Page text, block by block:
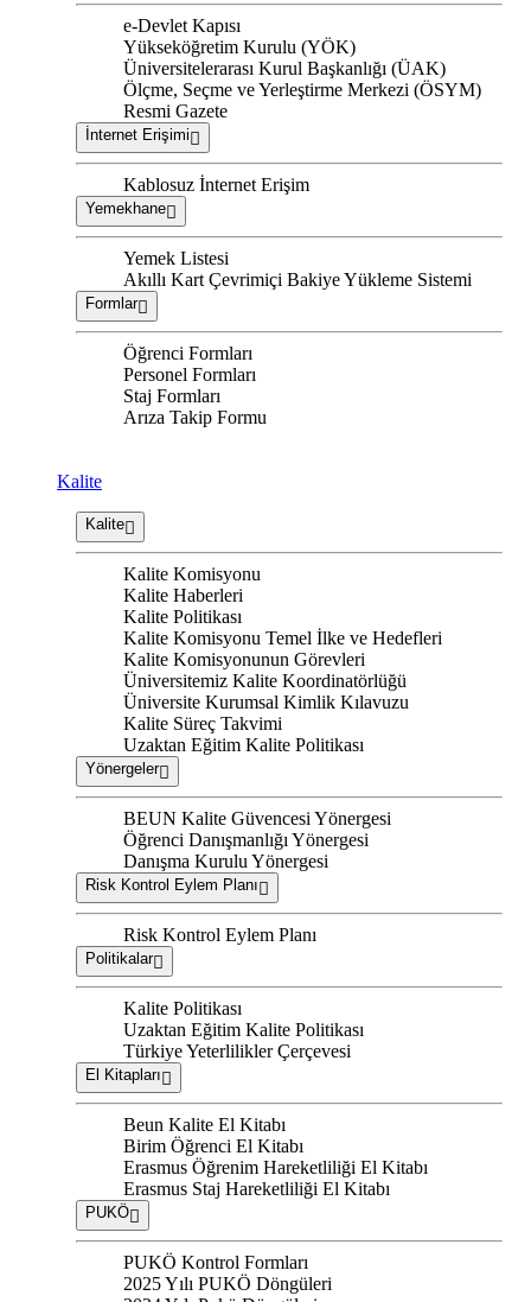
e-Devlet Kapısı
Yükseköğretim Kurulu (YÖK)
Üniversitelerarası Kurul Başkanlığı (ÜAK)
Ölçme, Seçme ve Yerleştirme Merkezi (ÖSYM)
Resmi Gazete
İnternet Erişimi
Kablosuz İnternet Erişim
Yemekhane
Yemek Listesi
Akıllı Kart Çevrimiçi Bakiye Yükleme Sistemi
Formlar
Öğrenci Formları
Personel Formları
Staj Formları
Arıza Takip Formu
Kalite
Kalite
Kalite Komisyonu
Kalite Haberleri
Kalite Politikası
Kalite Komisyonu Temel İlke ve Hedefleri
Kalite Komisyonunun Görevleri
Üniversitemiz Kalite Koordinatörlüğü
Üniversite Kurumsal Kimlik Kılavuzu
Kalite Süreç Takvimi
Uzaktan Eğitim Kalite Politikası
Yönergeler
BEUN Kalite Güvencesi Yönergesi
Öğrenci Danışmanlığı Yönergesi
Danışma Kurulu Yönergesi
Risk Kontrol Eylem Planı
Risk Kontrol Eylem Planı
Politikalar
Kalite Politikası
Uzaktan Eğitim Kalite Politikası
Türkiye Yeterlilikler Çerçevesi
El Kitapları
Beun Kalite El Kitabı
Birim Öğrenci El Kitabı
Erasmus Öğrenim Hareketliliği El Kitabı
Erasmus Staj Hareketliliği El Kitabı
PUKÖ
PUKÖ Kontrol Formları
2025 Yılı PUKÖ Döngüleri